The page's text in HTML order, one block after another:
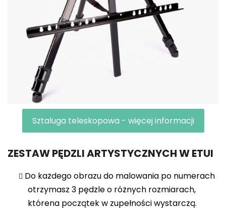
Sztaluga teleskopowa - więcej informacji
ZESTAW PĘDZLI ARTYSTYCZNYCH W ETUI
Do każdego obrazu do malowania po numerach
otrzymasz 3 pędzle o różnych rozmiarach,
którena początek w zupełności wystarczą.